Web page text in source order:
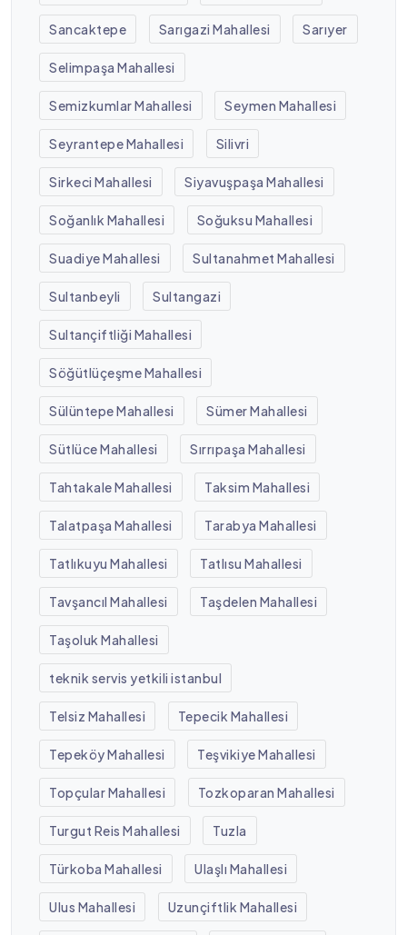
Sancaktepe Sarıgazi Mahallesi Sarıyer
Selimpaşa Mahallesi
Semizkumlar Mahallesi Seymen Mahallesi
Seyrantepe Mahallesi Silivri
Sirkeci Mahallesi Siyavuşpaşa Mahallesi
Soğanlık Mahallesi Soğuksu Mahallesi
Suadiye Mahallesi Sultanahmet Mahallesi
Sultanbeyli Sultangazi
Sultançiftliği Mahallesi
Söğütlüçeşme Mahallesi
Sülüntepe Mahallesi Sümer Mahallesi
Sütlüce Mahallesi Sırrıpaşa Mahallesi
Tahtakale Mahallesi Taksim Mahallesi
Talatpaşa Mahallesi Tarabya Mahallesi
Tatlıkuyu Mahallesi Tatlısu Mahallesi
Tavşancıl Mahallesi Taşdelen Mahallesi
Taşoluk Mahallesi
teknik servis yetkili istanbul
Telsiz Mahallesi Tepecik Mahallesi
Tepeköy Mahallesi Teşvikiye Mahallesi
Topçular Mahallesi Tozkoparan Mahallesi
Turgut Reis Mahallesi Tuzla
Türkoba Mahallesi Ulaşlı Mahallesi
Ulus Mahallesi Uzunçiftlik Mahallesi